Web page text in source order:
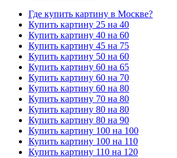
Где купить картину в Москве?
Купить картину 25 на 40
Купить картину 40 на 60
Купить картину 45 на 75
Купить картину 50 на 60
Купить картину 60 на 65
Купить картину 60 на 70
Купить картину 60 на 80
Купить картину 70 на 80
Купить картину 80 на 80
Купить картину 80 на 90
Купить картину 100 на 100
Купить картину 100 на 110
Купить картину 110 на 120